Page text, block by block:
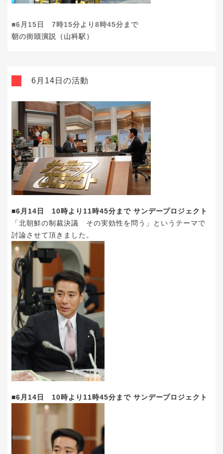
■6月15日 7時15分より8時45分まで
朝の街頭演説（山科駅）
6月14日の活動
■6月14日 10時より11時45分まで サンデープロジェクト
「北朝鮮の制裁決議 その実効性を問う」というテーマで
討論させて頂きました。
■6月14日 10時より11時45分まで サンデープロジェクト